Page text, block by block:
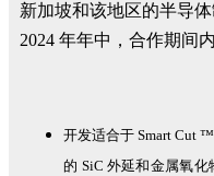
新加坡和该地区的半导
2024 年年中，合作期间
开发适合于 Smart Cut
的 SiC 外延和金属氧